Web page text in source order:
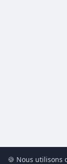
🍪 Nous utilisons